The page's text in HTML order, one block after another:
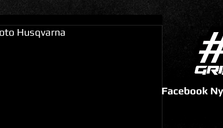
Husqvarna
Facebook